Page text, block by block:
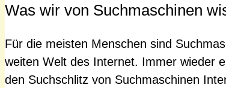
Was wir von Suchmaschinen
Für die meisten Menschen sind
weiten Welt des Internet. Immer wieder
den Suchschlitz von Suchmaschinen